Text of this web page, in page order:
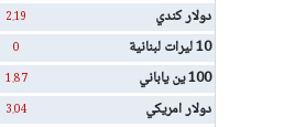
دولار كندي 2.19
10 ليرات لبنانية 0
100 ين ياباني 1.87
دولار امريكي 3.04